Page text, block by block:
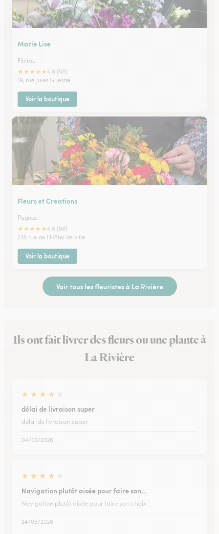
Marie Lise
Floirac
★★★★★4.8 (58)
19, rue Jules Guesde
Voir la boutique
Fleurs et Creations
Pugnac
★★★★★4.8 (68)
238 rue de l'Hôtel de ville
Voir la boutique
Voir tous les fleuristes à La Rivière
Ils ont fait livrer des fleurs ou une plante à
La Rivière
★ ★ ★ ★
délai de livraison super
délai de livraison super
04/03/2026
★ ★ ★ ★
Navigation plutôt aisée pour faire son…
Navigation plutôt aisée pour faire son choix
24/05/2026